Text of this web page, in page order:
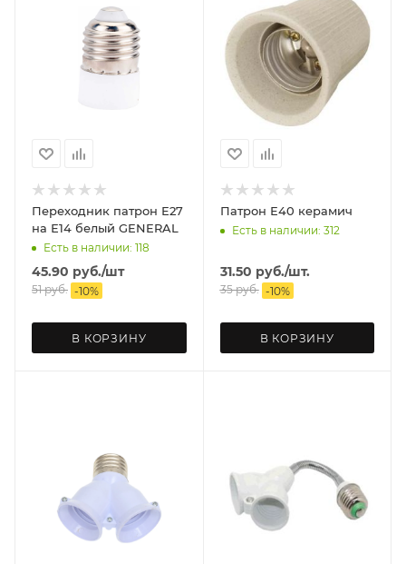
Переходник патрон Е27
на Е14 белый GENERAL
Есть в наличии: 118
45.90 руб./шт
51руб. -10%
В КОРЗИНУ
Патрон Е40 керамич
Есть в наличии: 312
31.50 руб./шт.
35руб. -10%
В КОРЗИНУ